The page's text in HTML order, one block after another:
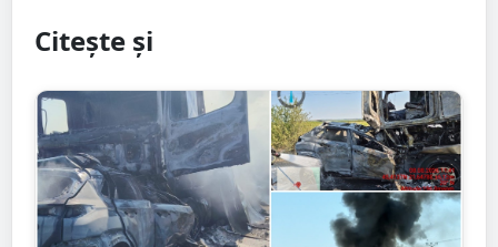
Citește și